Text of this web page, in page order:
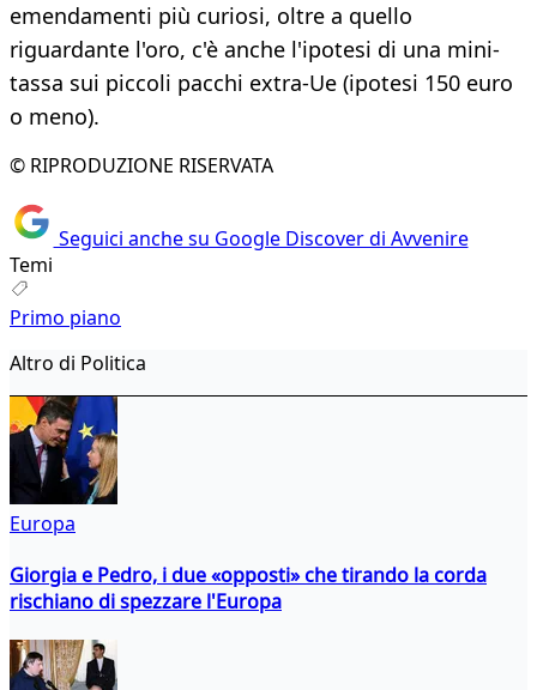
emendamenti più curiosi, oltre a quello
riguardante l'oro, c'è anche l'ipotesi di una mini-
tassa sui piccoli pacchi extra-Ue (ipotesi 150 euro
o meno).
© RIPRODUZIONE RISERVATA
Seguici anche su Google Discover di Avvenire
Temi
Primo piano
Altro di Politica
Europa
Giorgia e Pedro, i due «opposti» che tirando la corda
rischiano di spezzare l'Europa